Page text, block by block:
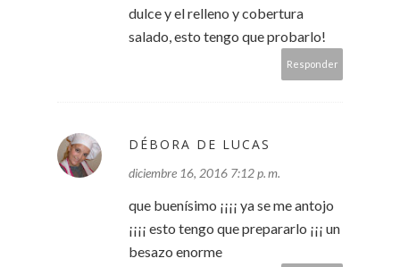
dulce y el relleno y cobertura
salado, esto tengo que probarlo!
Responder
DÉBORA DE LUCAS
diciembre 16, 2016 7:12 p. m.
que buenísimo ¡¡¡¡ ya se me antojo
¡¡¡¡ esto tengo que prepararlo ¡¡¡ un
besazo enorme